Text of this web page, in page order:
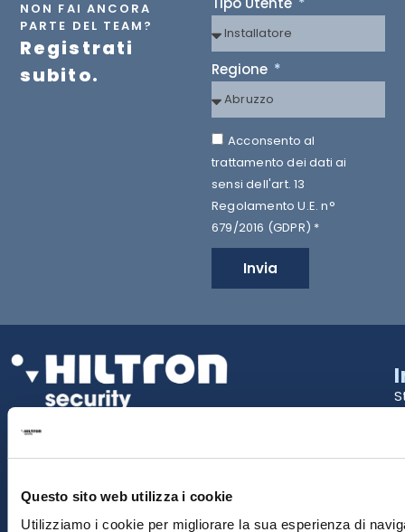
Questo sito web utilizza i cookie
Utilizziamo i cookie per migliorare la sua esperienza di
NON FAI ANCORA
PARTE DEL TEAM?
Registrati
subito.
Regione
Acconsento al
trattamento dei dati ai
sensi dell'art. 13
Regolamento U.E. n°
679/2016 (GDPR) *
Invia